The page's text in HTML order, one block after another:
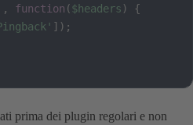
, function ($headers )
{
] ) ;
prima dei plugin regolari e non